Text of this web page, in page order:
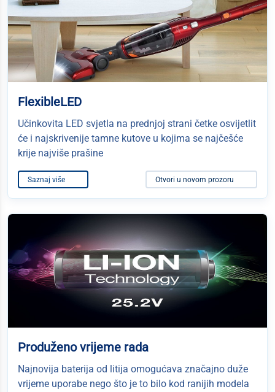
FlexibleLED
Učinkovita LED svjetla na prednjoj strani četke osvijetlit
će i najskrivenije tamne kutove u kojima se najčešće
krije najviše prašine
Saznaj više Otvori u novom prozoru
Produženo vrijeme rada
Najnovija baterija od litija omogućava značajno duže
vrijeme uporabe nego što je to bilo kod ranijih modela